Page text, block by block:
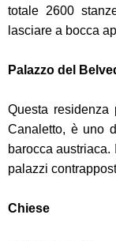
totale 2600
lasciare a bocca
Palazzo del
Questa residenza
Canaletto, è uno
barocca
palazzi
Chiese